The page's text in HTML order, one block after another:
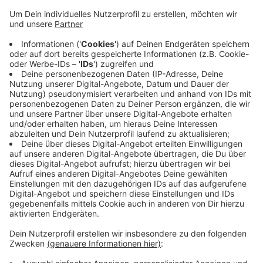
Wegen der Gasknappheit und drohenden Liefersperren
ziehen Unternehmen jetzt Konsequenzen. Betroffen
ist zum Beispiel der Chemiekonzern Evonik in Krefeld.
Das Unternehmen will zur Energieerzeugung Erdöl
anstatt Erdgas nutzen. Damit sinke der Gasverbrauch
um 40 Prozent, ohne dass die Produktion nennenswert
eingeschränkt werde, heißt es. Das Unternehmen
stellt in Dießem Kunststoffe unter anderem für die
Hygieneindustrie her. An dem Standort arbeiten rund
550 Menschen für Evonik.
Anzeige